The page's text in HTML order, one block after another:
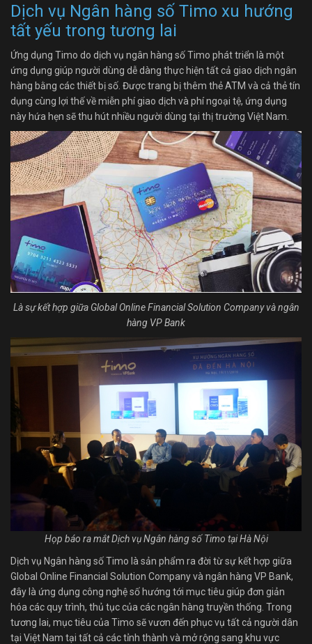
Dịch vụ Ngân hàng số Timo xu hướng
tất yếu trong tương lai
Ứng dụng Timo do dịch vụ ngân hàng số Timo phát triển là một
ứng dụng giúp người dùng dễ dàng thực hiện tất cả giao dịch ngân
hàng bằng các thiết bị số. Được trang bị thêm thẻ ATM và cả thẻ tín
dụng cùng lợi thế về miễn phí giao dịch và phí ngoại tệ, ứng dụng
này hứa hẹn sẽ thu hút nhiều người dùng tại thị trường Việt Nam.
Là sự kết hợp giữa Global Online Financial Solution Company và ngân
hàng VP Bank
Họp báo ra mắt Dịch vụ Ngân hàng số Timo tại Hà Nội
Dịch vụ Ngân hàng số Timo là sản phẩm ra đời từ sự kết hợp giữa
Global Online Financial Solution Company và ngân hàng VP Bank,
đây là ứng dụng công nghệ số hướng tới mục tiêu giúp đơn giản
hóa các quy trình, thủ tục của các ngân hàng truyền thống. Trong
tương lai, mục tiêu của Timo sẽ vươn đến phục vụ tất cả người dân
tại Việt Nam tại tất cả các tỉnh thành và mở rộng sang khu vực